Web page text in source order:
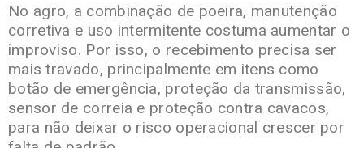
No agro, a combinação de poeira, manutenção
corretiva e uso intermitente costuma aumentar o
improviso. Por isso, o recebimento precisa ser
mais travado, principalmente em itens como
botão de emergência, proteção da transmissão,
sensor de correia e proteção contra cavacos,
para não deixar o risco operacional crescer por